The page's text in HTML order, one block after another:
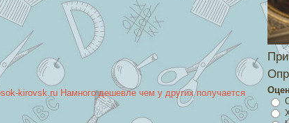
kirovsk.ru Намного дешевле чем у других получается